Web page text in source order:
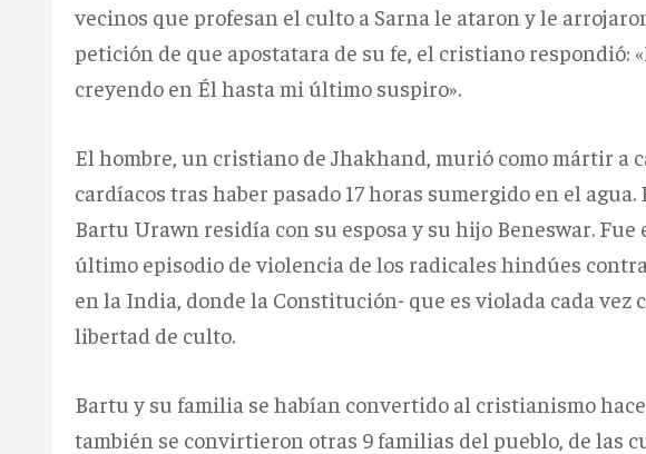
vecinos que profesan el culto a Sarna le ataron y le
petición de que apostatara de su fe, el cristiano respondió:
creyendo en Él hasta mi último suspiro».
El hombre, un cristiano de Jhakhand, murió como mártir a
cardíacos tras haber pasado 17 horas sumergido en el
Bartu Urawn residía con su esposa y su hijo Beneswar.
último episodio de violencia de los radicales hindúes
en la India, donde la Constitución- que es violada cada vez
libertad de culto.
Bartu y su familia se habían convertido al cristianismo hace
también se convirtieron otras 9 familias del pueblo, de las